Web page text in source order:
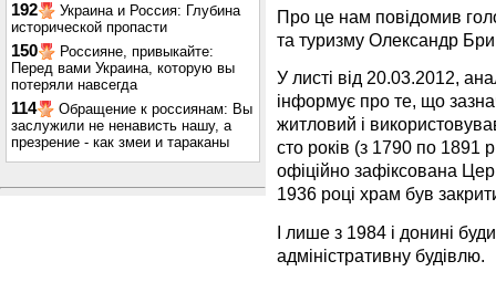
192
Украина и Россия: Глубина
исторической пропасти
150
Россияне, привыкайте:
Перед вами Украина, которую вы
потеряли навсегда
114
Обращение к россиянам: Вы
заслужили не ненависть нашу, а
презрение - как змеи и тараканы
Про це нам повідомив
та туризму Олександр
У листі від 20.03.2012,
інформує про те, що
житловий і
сто років (з 1790 по 1891
офіційно зафіксована
1936 році храм був
І лише з 1984 і донині
адміністративну будівлю.